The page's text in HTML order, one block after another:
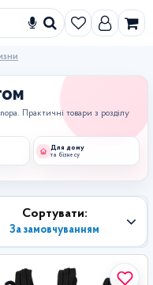
Знайти
Практичні товари з розділу
Для дому
та бізнесу
Сортувати:
За замовчуванням